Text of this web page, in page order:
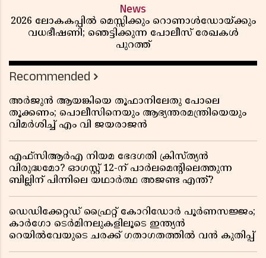
News
2026 ലോകകപ്പിൽ മെസ്സിക്കും റൊണാൾഡോയ്ക്കും
വധഭീഷണി; ഞെട്ടിക്കുന്ന പോലീസ് രേഖകൾ
പുറത്ത്
Recommended
അർജുൻ ആയങ്കിയെ തൂഫാനിലേതു പോലെ
തൂക്കണം; പൊലീസിനെയും ആഭ്യന്തരമന്ത്രിയെയും
വിമർശിച്ച് എം വി ജയരാജൻ
എഫ്സിആർഎ നിയമ ഭേദഗതി ക്രിസ്ത്യൻ
വിരുദ്ധമോ? ഓഗസ്റ്റ് 12-ന് പാർലമെന്റിലെത്തുന്ന
ബില്ലിന് പിന്നിലെ യഥാർത്ഥ അജണ്ട എന്ത്?
ഡെഡിക്കേറ്റഡ് ഫ്രൈറ്റ് കോറിഡോർ പൂർണസജ്ജം;
കാർഗോ ടെർമിനലുകളിലൂടെ ഇന്ത്യൻ
റെയിൽവേയുടെ ചരക്ക് ഗതാഗതത്തിൽ വൻ കുതിപ്പ്